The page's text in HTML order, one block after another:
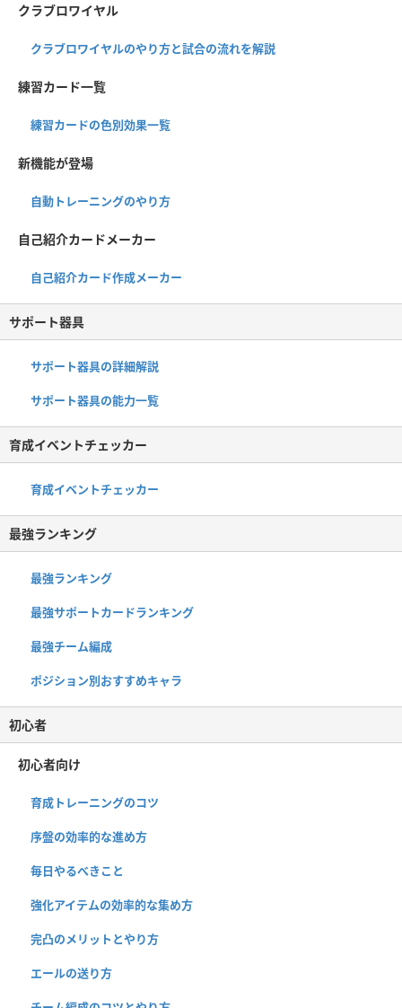
クラブロワイヤル
クラブロワイヤルのやり方と試合の流れを解説
練習カード一覧
練習カードの色別効果一覧
新機能が登場
自動トレーニングのやり方
自己紹介カードメーカー
自己紹介カード作成メーカー
サポート器具
サポート器具の詳細解説
サポート器具の能力一覧
育成イベントチェッカー
育成イベントチェッカー
最強ランキング
最強ランキング
最強サポートカードランキング
最強チーム編成
ポジション別おすすめキャラ
初心者
初心者向け
育成トレーニングのコツ
序盤の効率的な進め方
毎日やるべきこと
強化アイテムの効率的な集め方
完凸のメリットとやり方
エールの送り方